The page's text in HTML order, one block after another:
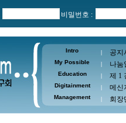
비밀번호 :
Intro | 공지
My Possible | 나눔
Education | 제 1
Digitainment | 메신
Management | 회장